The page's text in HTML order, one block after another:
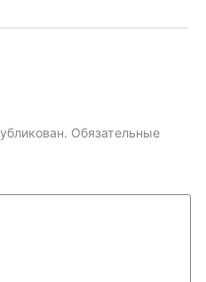
Обязательные